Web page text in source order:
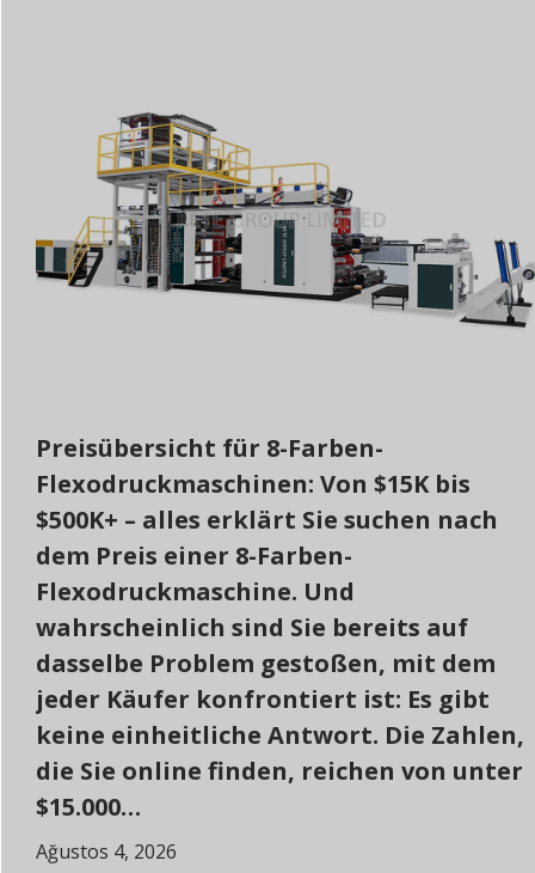
Preisübersicht für 8-Farben-
Flexodruckmaschinen: Von $15K bis
$500K+ – alles erklärt Sie suchen nach
dem Preis einer 8-Farben-
Flexodruckmaschine. Und
wahrscheinlich sind Sie bereits auf
dasselbe Problem gestoßen, mit dem
jeder Käufer konfrontiert ist: Es gibt
keine einheitliche Antwort. Die Zahlen,
die Sie online finden, reichen von unter
$15.000…
Ağustos 4, 2026